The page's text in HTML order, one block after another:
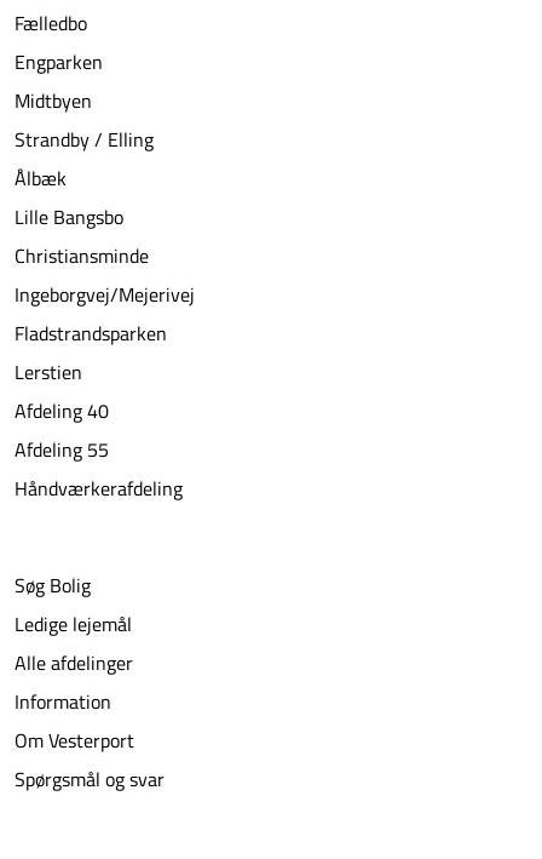
Fælledbo
Engparken
Midtbyen
Strandby / Elling
Ålbæk
Lille Bangsbo
Christiansminde
Ingeborgvej/Mejerivej
Fladstrandsparken
Lerstien
Afdeling 40
Afdeling 55
Håndværkerafdeling
Søg Bolig
Ledige lejemål
Alle afdelinger
Information
Om Vesterport
Spørgsmål og svar